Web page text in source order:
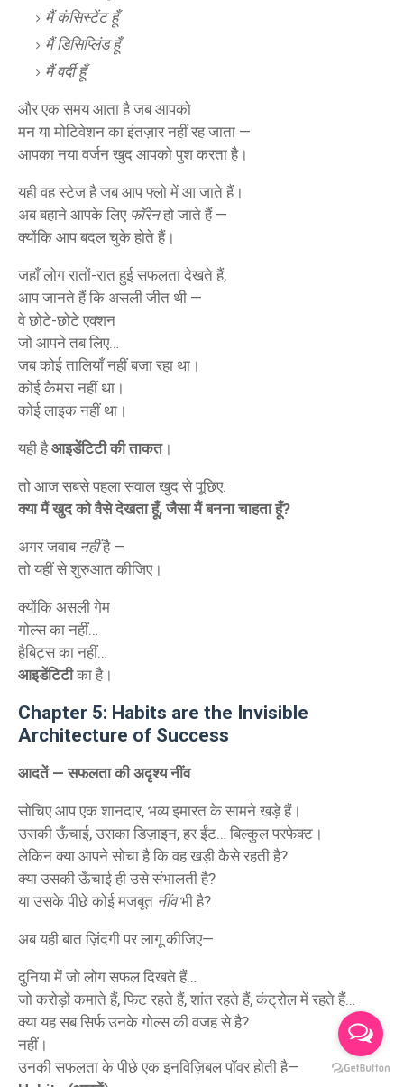
मैं कंसिस्टेंट हूँ
मैं डिसिप्लिंड हूँ
मैं वर्दी हूँ
और एक समय आता है जब आपको
मन या मोटिवेशन का इंतज़ार नहीं रह जाता —
आपका नया वर्जन खुद आपको पुश करता है।
यही वह स्टेज है जब आप फ्लो में आ जाते हैं।
अब बहाने आपके लिए फॉरेनहो जाते हैं —
क्योंकि आप बदल चुके होते हैं।
जहाँ लोग रातों-रात हुई सफलता देखते हैं,
आप जानते हैं कि असली जीत थी —
वे छोटे-छोटे एक्शन
जो आपने तब लिए…
जब कोई तालियाँ नहीं बजा रहा था।
कोई कैमरा नहीं था।
कोई लाइक नहीं था।
यही हैआइडेंटिटी की ताकत।
तो आज सबसे पहला सवाल खुद से पूछिए:
क्या मैं खुद को वैसे देखता हूँ, जैसा मैं बनना चाहता हूँ?
अगर जवाब नहींहै —
तो यहीं से शुरुआत कीजिए।
क्योंकि असली गेम
गोल्स का नहीं…
हैबिट्स का नहीं…
आइडेंटिटीका है।
Chapter 5: Habits are the Invisible
Architecture of Success
आदतें — सफलता की अदृश्य नींव
सोचिए आप एक शानदार, भव्य इमारत के सामने खड़े हैं।
उसकी ऊँचाई, उसका डिज़ाइन, हर ईंट… बिल्कुल परफेक्ट।
लेकिन क्या आपने सोचा है कि वह खड़ी कैसे रहती है?
क्या उसकी ऊँचाई ही उसे संभालती है?
या उसके पीछे कोई मजबूत नींवभी है?
अब यही बात ज़िंदगी पर लागू कीजिए—
दुनिया में जो लोग सफल दिखते हैं…
जो करोड़ों कमाते हैं, फिट रहते हैं, शांत रहते हैं, कंट्रोल में रहते हैं…
क्या यह सब सिर्फ उनके गोल्स की वजह से है?
नहीं।
उनकी सफलता के पीछे एक इनविज़िबल पॉवर होती है—